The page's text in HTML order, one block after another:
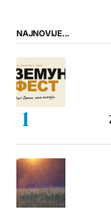
NAJNOVIJE...